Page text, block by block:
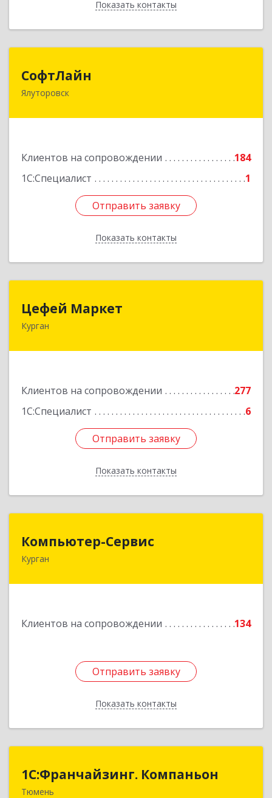
Показать контакты
Назад
СофтЛайн
Ялуторовск
Клиентов на сопровождении
184
1С:Специалист
1
Отправить заявку
Показать контакты
627010, Тюменская обл, Ялуторовский р-н,
Отправить заявку
Назад
Цефей Маркет
Курган
Клиентов на сопровождении
277
1С:Специалист
6
Отправить заявку
Показать контакты
640002, Курганская обл, Курган г, М.Горького
Отправить заявку
Назад
Компьютер-Сервис
Курган
Клиентов на сопровождении 134
Отправить заявку
Показать контакты
Отправить заявку
Назад
1С:Франчайзинг. Компаньон
Тюмень
1С:Франчайзинг. Компаньон